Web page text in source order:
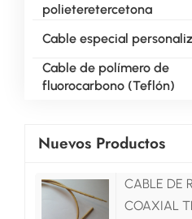
polieteretercetona
Cable especial
Cable de polímero de
fluorocarbono (Teflón)
Nuevos Productos
CABLE DE
COAXIAL